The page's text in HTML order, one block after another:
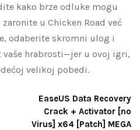
kako brze odluke mogu
u Chicken Road već
odaberite skromni ulog i
vaše hrabrosti—jer u ovoj igri,
velikoj pobedi.
EaseUS Data Recovery
Crack + Activator [no
Virus] x64 [Patch] MEGA